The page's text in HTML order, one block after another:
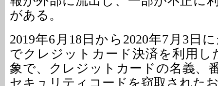
がある。
2019年6月18日から2020年7月3日
でクレジットカード決済を利用し
象で、クレジットカードの名義、
セキュリティコードを窃取された